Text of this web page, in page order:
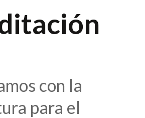
con la
para el